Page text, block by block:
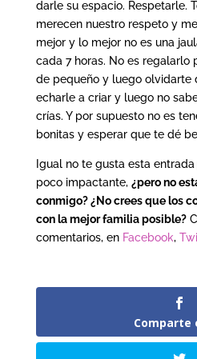
darle su espacio. Respetarle.
merecen nuestro respeto y
mejor y lo mejor no es una
cada 7 horas. No es regalarlo
de pequeño y luego olvidarte
echarle a criar y luego no
crías. Y por supuesto no es
bonitas y esperar que te dé
Igual no te gusta esta
poco impactante, ¿pero no
conmigo? ¿No crees que los
con la mejor familia posible?
comentarios, en Facebook,
Comparte